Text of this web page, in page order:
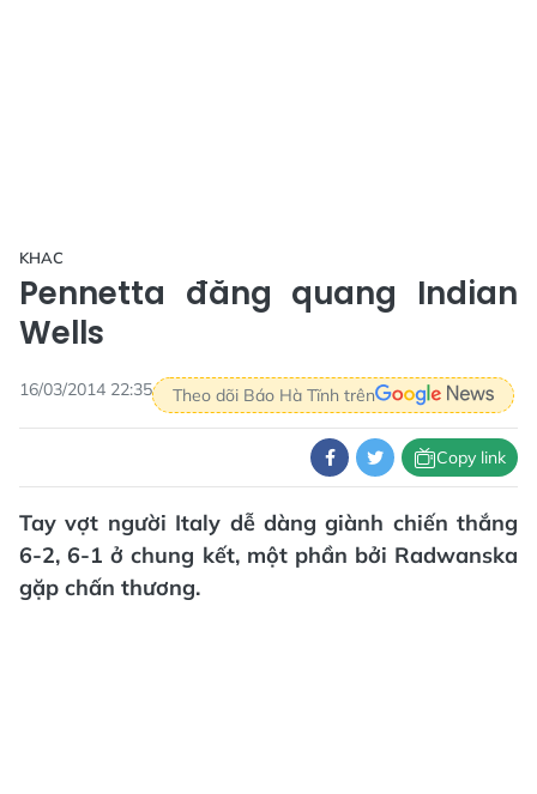
KHAC
Pennetta đăng quang Indian
Wells
16/03/2014 22:35 Theo dõi Báo Hà Tĩnh trên
Copy link
Tay vợt người Italy dễ dàng giành chiến thắng
6-2, 6-1 ở chung kết, một phần bởi Radwanska
gặp chấn thương.